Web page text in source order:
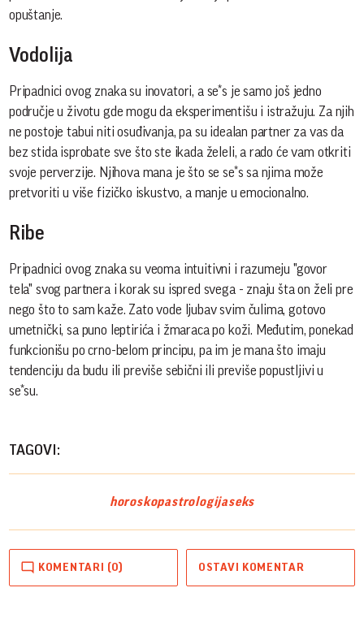
opuštanje.
Vodolija
Pripadnici ovog znaka su inovatori, a se*s je samo još jedno
područje u životu gde mogu da eksperimentišu i istražuju. Za njih
ne postoje tabui niti osuđivanja, pa su idealan partner za vas da
bez stida isprobate sve što ste ikada želeli, a rado će vam otkriti
svoje perverzije. Njihova mana je što se se*s sa njima može
pretvoriti u više fizičko iskustvo, a manje u emocionalno.
Ribe
Pripadnici ovog znaka su veoma intuitivni i razumeju "govor
tela" svog partnera i korak su ispred svega - znaju šta on želi pre
nego što to sam kaže. Zato vode ljubav svim čulima, gotovo
umetnički, sa puno leptirića i žmaraca po koži. Međutim, ponekad
funkcionišu po crno-belom principu, pa im je mana što imaju
tendenciju da budu ili previše sebični ili previše popustljivi u
se*su.
TAGOVI:
horoskopastrologijaseks
KOMENTARI (0) OSTAVI KOMENTAR